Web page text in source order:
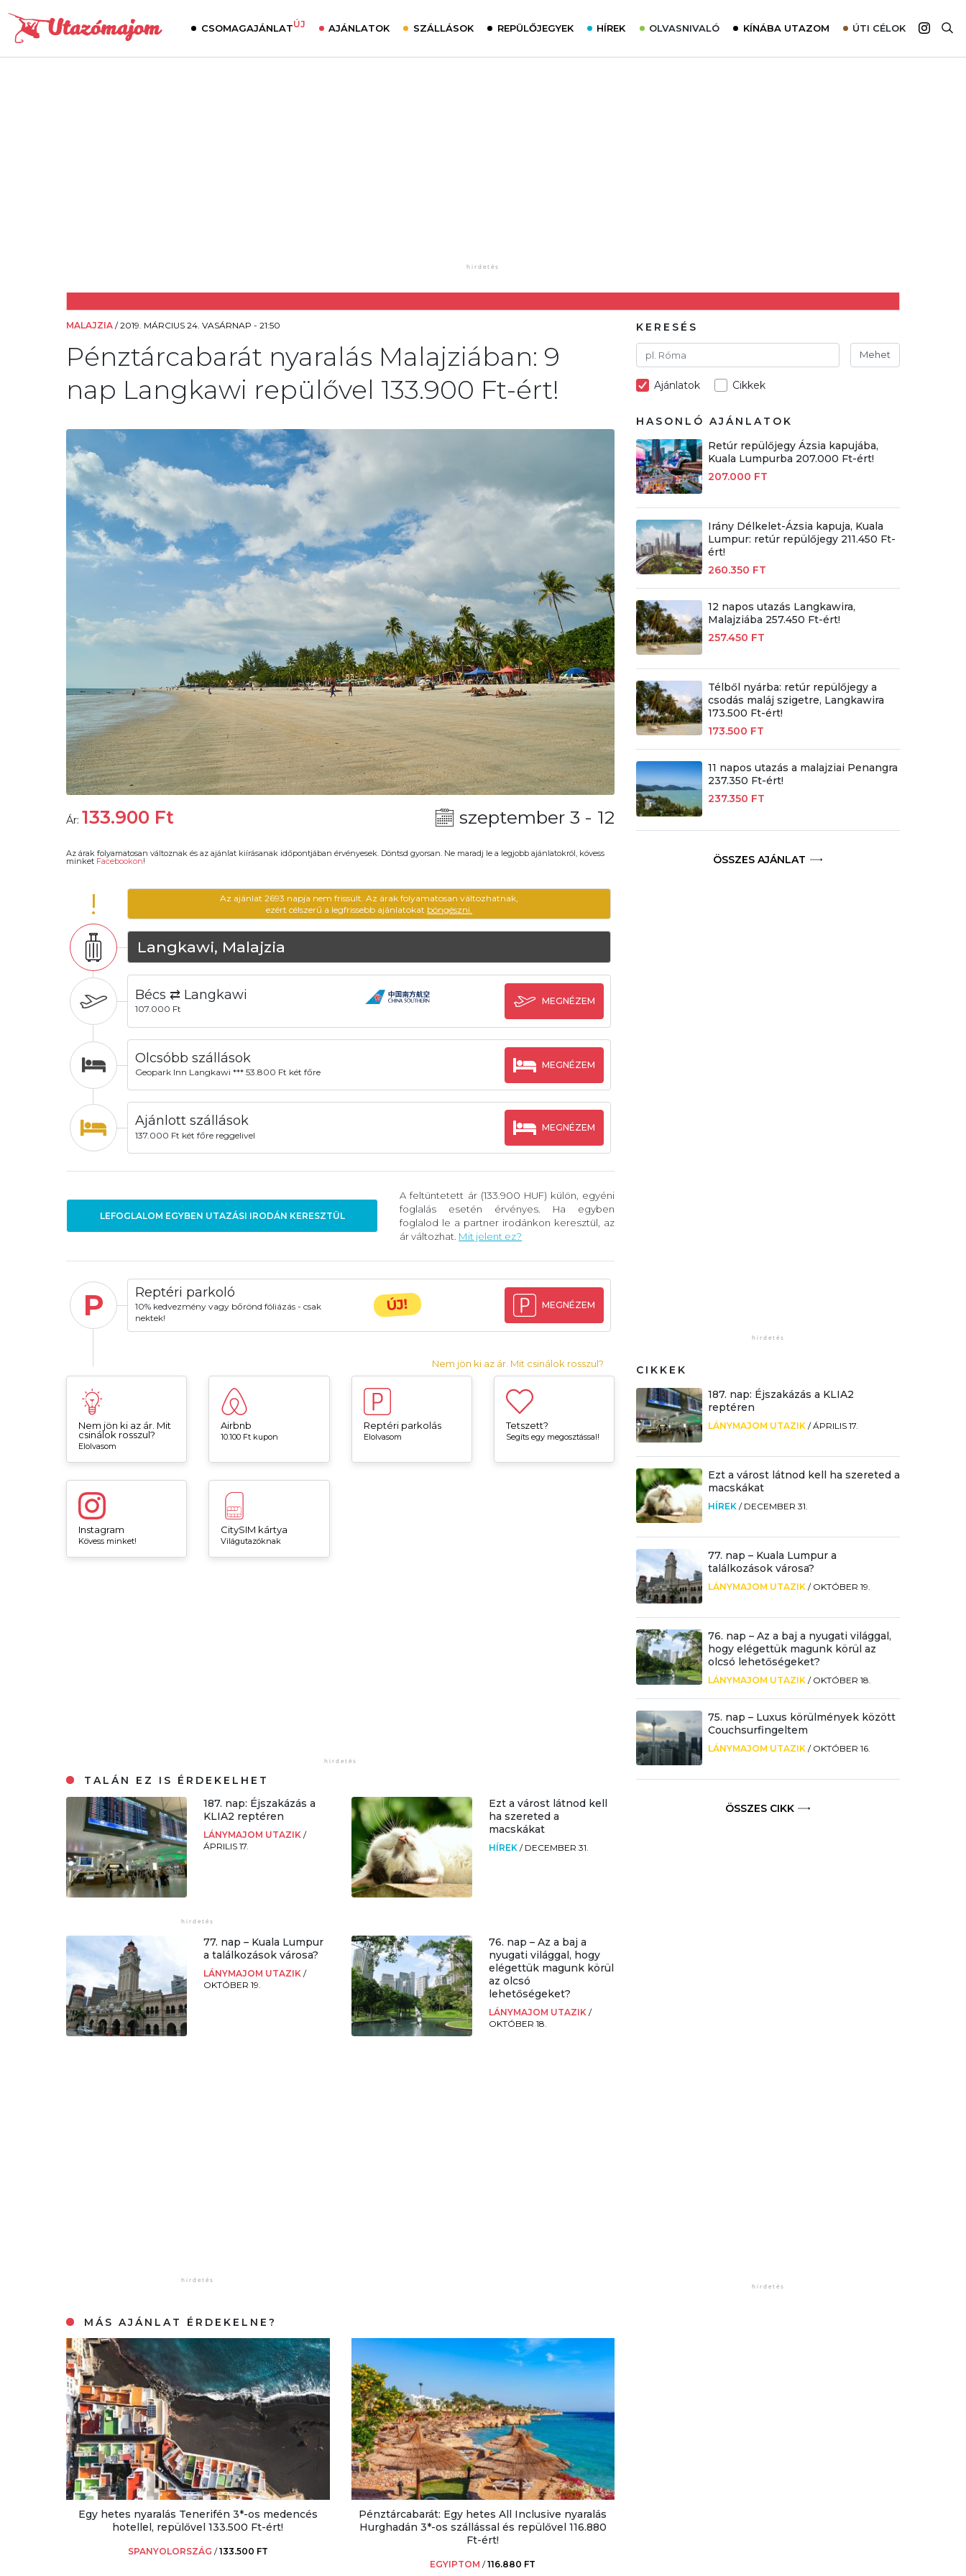
CSOMAGAJÁNLATÚJ AJÁNLATOK SZÁLLÁSOK REPÜLŐJEGYEK HÍREK OLVASNIVALÓ KÍNÁBA UTAZOM ÚTI CÉLOK
MALAJZIA /2019. MÁRCIUS 24. VASÁRNAP - 21:50
Pénztárcabarát nyaralás Malajziában: 9
nap Langkawi repülővel 133.900 Ft-ért!
Ár: 133.900 Ft szeptember 3 - 12
Az árak folyamatosan változnak és az ajánlat kiírásanak időpontjában érvényesek. Döntsd gyorsan. Ne maradj le a legjobb ajánlatokról, kövess
minket Facebookon!
!
Az ajánlat 2693 napja nem frissült. Az árak folyamatosan változhatnak,
ezért célszerű a legfrissebb ajánlatokat böngészni.
Langkawi, Malajzia
Bécs ⇄ Langkawi
107.000 Ft
MEGNÉZEM
Olcsóbb szállások
Geopark Inn Langkawi *** 53.800 Ft két főre
MEGNÉZEM
Ajánlott szállások
137.000 Ft két főre reggelivel
MEGNÉZEM
LEFOGLALOM EGYBEN UTAZÁSI IRODÁN KERESZTÜL
A feltüntetett ár (133.900 HUF) külön, egyéni
foglalás esetén érvényes. Ha egyben
foglalod le a partner irodánkon keresztül, az
ár változhat. Mit jelent ez?
P Reptéri parkoló
10% kedvezmény vagy bőrönd fóliázás - csak
nektek!
ÚJ! MEGNÉZEM
Nem jön ki az ár. Mit csinálok rosszul?
Nem jön ki az ár. Mit
csinálok rosszul?
Elolvasom
Airbnb
10.100 Ft kupon
Reptéri parkolás
Elolvasom
Tetszett?
Segíts egy megosztással!
Instagram
Kövess minket!
CitySIM kártya
Világutazóknak
TALÁN EZ IS ÉRDEKELHET
187. nap: Éjszakázás a
KLIA2 reptéren
LÁNYMAJOM UTAZIK/
ÁPRILIS 17.
Ezt a várost látnod kell
ha szereted a
macskákat
HÍREK / DECEMBER 31.
77. nap – Kuala Lumpur
a találkozások városa?
LÁNYMAJOM UTAZIK/
OKTÓBER 19.
76. nap – Az a baj a
nyugati világgal, hogy
elégettük magunk körül
az olcsó
lehetőségeket?
LÁNYMAJOM UTAZIK /
OKTÓBER 18.
MÁS AJÁNLAT ÉRDEKELNE?
Egy hetes nyaralás Tenerifén 3*-os medencés
hotellel, repülővel 133.500 Ft-ért!
SPANYOLORSZÁG /133.500 FT
Pénztárcabarát: Egy hetes All Inclusive nyaralás
Hurghadán 3*-os szállással és repülővel 116.880
Ft-ért!
EGYIPTOM /116.880 FT
KERESÉS
Mehet
Ajánlatok Cikkek
HASONLÓ AJÁNLATOK
Retúr repülőjegy Ázsia kapujába,
Kuala Lumpurba 207.000 Ft-ért!
207.000 FT
Irány Délkelet-Ázsia kapuja, Kuala
Lumpur: retúr repülőjegy 211.450 Ft-
ért!
260.350 FT
12 napos utazás Langkawira,
Malajziába 257.450 Ft-ért!
257.450 FT
Télből nyárba: retúr repülőjegy a
csodás maláj szigetre, Langkawira
173.500 Ft-ért!
173.500 FT
11 napos utazás a malajziai Penangra
237.350 Ft-ért!
237.350 FT
ÖSSZES AJÁNLAT
CIKKEK
187. nap: Éjszakázás a KLIA2
reptéren
LÁNYMAJOM UTAZIK /ÁPRILIS 17.
Ezt a várost látnod kell ha szereted a
macskákat
HÍREK / DECEMBER 31.
77. nap – Kuala Lumpur a
találkozások városa?
LÁNYMAJOM UTAZIK / OKTÓBER 19.
76. nap – Az a baj a nyugati világgal,
hogy elégettük magunk körül az
olcsó lehetőségeket?
LÁNYMAJOM UTAZIK / OKTÓBER 18.
75. nap – Luxus körülmények között
Couchsurfingeltem
LÁNYMAJOM UTAZIK / OKTÓBER 16.
ÖSSZES CIKK